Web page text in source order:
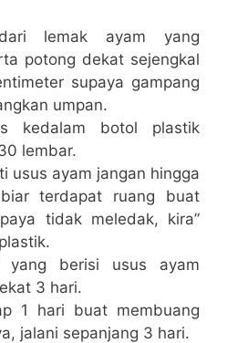
lemak ayam yang
potong dekat sejengkal
supaya gampang
umpan.
kedalam botol plastik
lembar.
usus ayam jangan hingga
terdapat ruang buat
tidak meledak, kira”
yang berisi usus ayam
3 hari.
1 hari buat membuang
jalani sepanjang 3 hari.